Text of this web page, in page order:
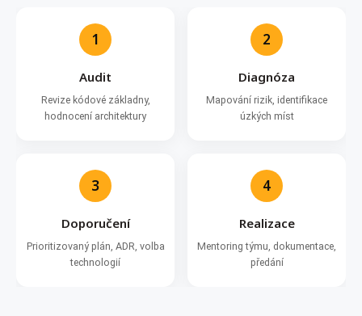
1
Audit
Revize kódové základny,
hodnocení architektury
2
Diagnóza
Mapování rizik, identifikace
úzkých míst
3
Doporučení
Prioritizovaný plán, ADR, volba
technologií
4
Realizace
Mentoring týmu, dokumentace,
předání